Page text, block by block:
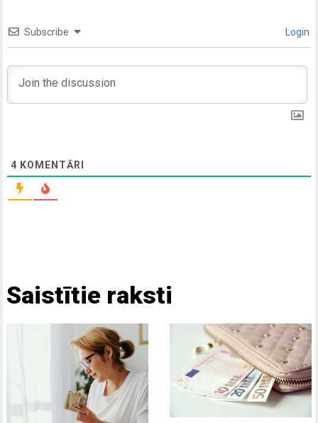
Subscribe Login
4 KOMENTĀRI
Saistītie raksti